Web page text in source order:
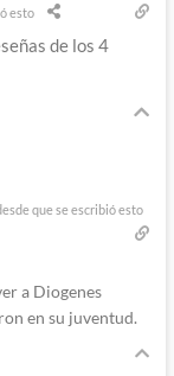
esto
de los 4
que se escribió esto
a Diogenes
en su juventud.